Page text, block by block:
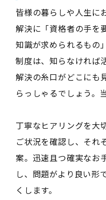
皆様の暮らしや人生に
解決に「資格者の手を
知識が求められるもの
制度は、知らなければ
解決の糸口がどこにも
らっしゃるでしょう。
丁寧なヒアリングを大
ご状況を確認し、それ
案。迅速且つ確実なお
し、問題がより良い形
くします。